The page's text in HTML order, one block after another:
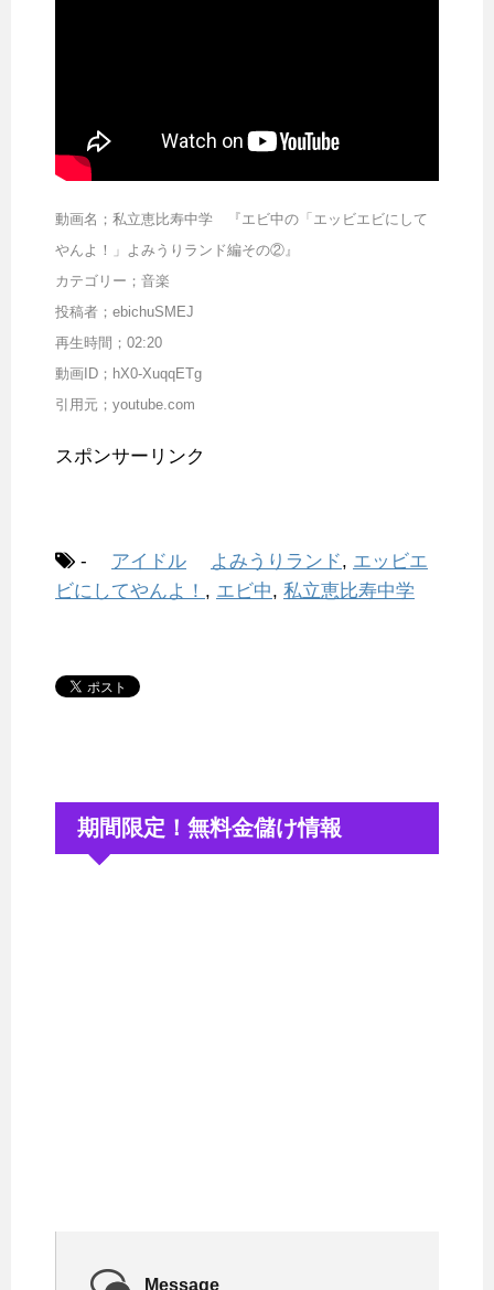
動画名；私立恵比寿中学 『エビ中の「エッビエビにして
やんよ！」よみうりランド編その②』
カテゴリー；音楽
投稿者；ebichuSMEJ
再生時間；02:20
動画ID；hX0-XuqqETg
引用元；youtube.com
スポンサーリンク
- アイドル よみうりランド, エッビエ
ビにしてやんよ！ , エビ中, 私立恵比寿中学
期間限定！無料金儲け情報
Message